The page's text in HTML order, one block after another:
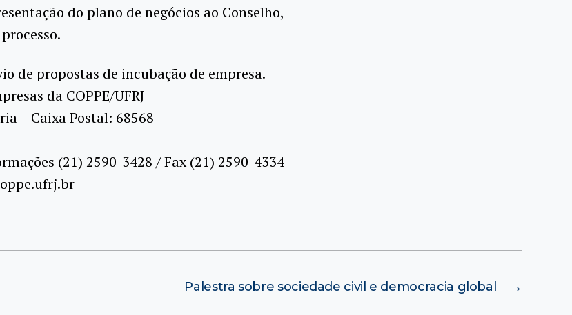
do plano de negócios ao Conselho,
de propostas de incubação de empresa.
da COPPE/UFRJ
– Caixa Postal: 68568
(21) 2590-3428 / Fax (21) 2590-4334
→
Palestra sobre sociedade civil e democracia global